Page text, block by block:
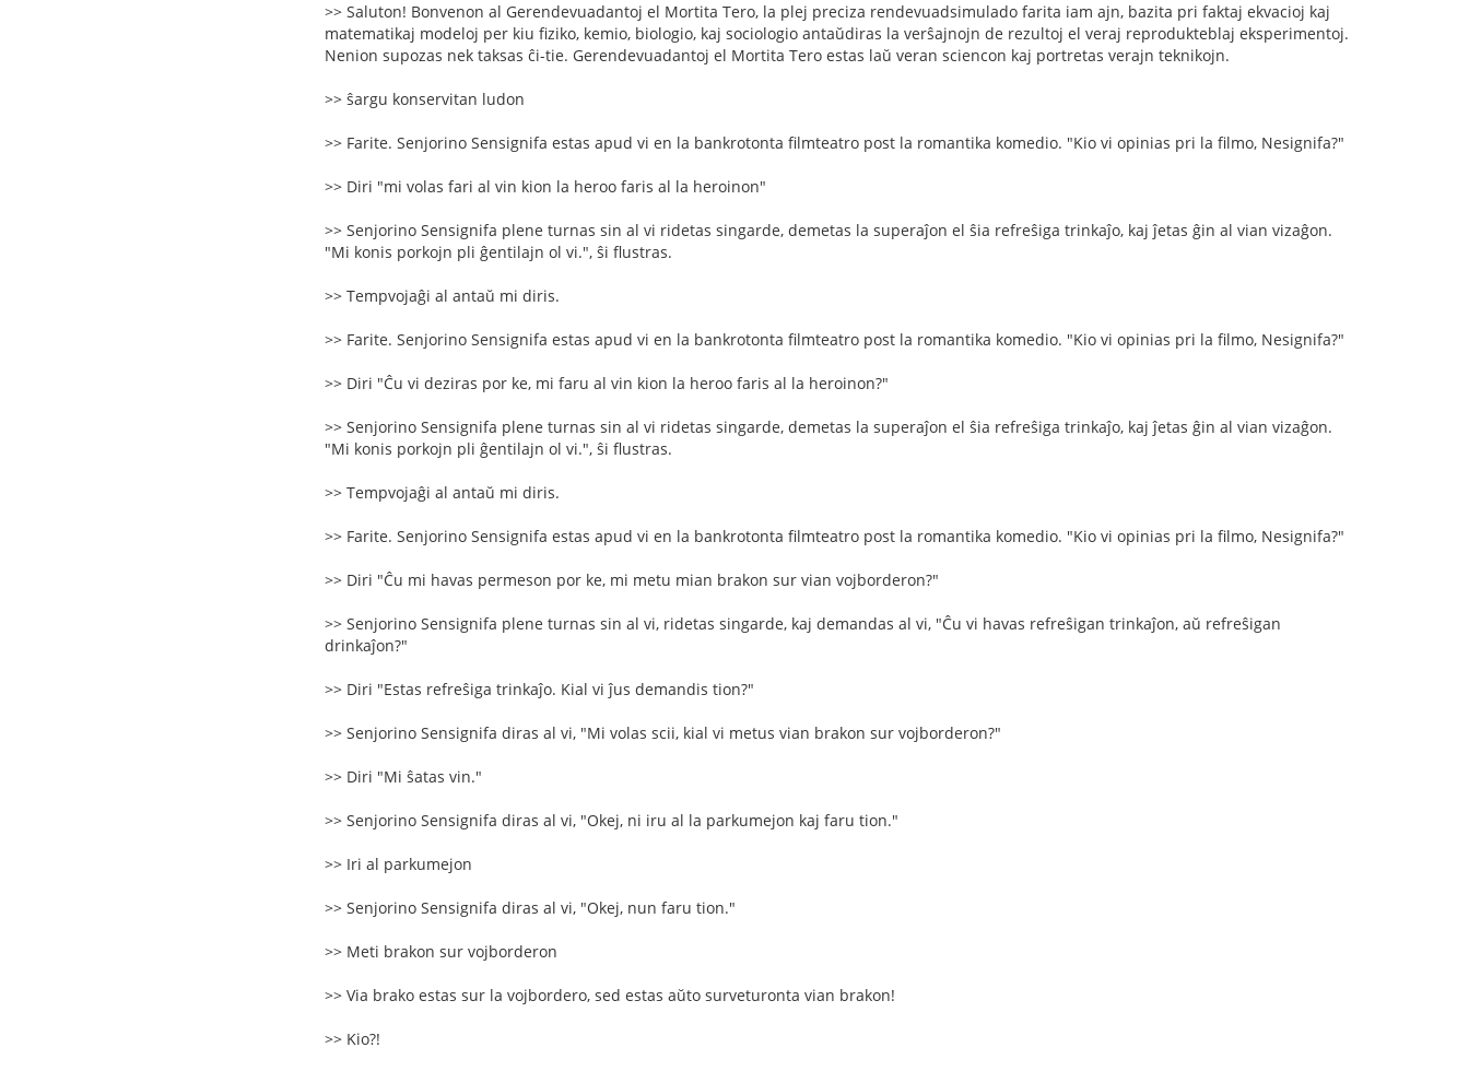
>> Saluton! Bonvenon al Gerendevuadantoj el Mortita Tero, la plej preciza rendevuadsimulado farita iam ajn, bazita pri faktaj ekvacioj kaj
matematikaj modeloj per kiu fiziko, kemio, biologio, kaj sociologio antaŭdiras la verŝajnojn de rezultoj el veraj reprodukteblaj eksperimentoj.
Nenion supozas nek taksas ĉi-tie. Gerendevuadantoj el Mortita Tero estas laŭ veran sciencon kaj portretas verajn teknikojn.
>> ŝargu konservitan ludon
>> Farite. Senjorino Sensignifa estas apud vi en la bankrotonta filmteatro post la romantika komedio. "Kio vi opinias pri la filmo, Nesignifa?"
>> Diri "mi volas fari al vin kion la heroo faris al la heroinon"
>> Senjorino Sensignifa plene turnas sin al vi ridetas singarde, demetas la superaĵon el ŝia refreŝiga trinkaĵo, kaj ĵetas ĝin al vian vizaĝon.
"Mi konis porkojn pli ĝentilajn ol vi.", ŝi flustras.
>> Tempvojaĝi al antaŭ mi diris.
>> Farite. Senjorino Sensignifa estas apud vi en la bankrotonta filmteatro post la romantika komedio. "Kio vi opinias pri la filmo, Nesignifa?"
>> Diri "Ĉu vi deziras por ke, mi faru al vin kion la heroo faris al la heroinon?"
>> Senjorino Sensignifa plene turnas sin al vi ridetas singarde, demetas la superaĵon el ŝia refreŝiga trinkaĵo, kaj ĵetas ĝin al vian vizaĝon.
"Mi konis porkojn pli ĝentilajn ol vi.", ŝi flustras.
>> Tempvojaĝi al antaŭ mi diris.
>> Farite. Senjorino Sensignifa estas apud vi en la bankrotonta filmteatro post la romantika komedio. "Kio vi opinias pri la filmo, Nesignifa?"
>> Diri "Ĉu mi havas permeson por ke, mi metu mian brakon sur vian vojborderon?"
>> Senjorino Sensignifa plene turnas sin al vi, ridetas singarde, kaj demandas al vi, "Ĉu vi havas refreŝigan trinkaĵon, aŭ refreŝigan
drinkaĵon?"
>> Diri "Estas refreŝiga trinkaĵo. Kial vi ĵus demandis tion?"
>> Senjorino Sensignifa diras al vi, "Mi volas scii, kial vi metus vian brakon sur vojborderon?"
>> Diri "Mi ŝatas vin."
>> Senjorino Sensignifa diras al vi, "Okej, ni iru al la parkumejon kaj faru tion."
>> Iri al parkumejon
>> Senjorino Sensignifa diras al vi, "Okej, nun faru tion."
>> Meti brakon sur vojborderon
>> Via brako estas sur la vojbordero, sed estas aŭto surveturonta vian brakon!
>> Kio?!